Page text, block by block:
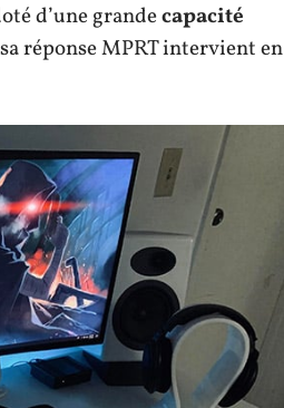
d’une grandecapacité
réponse MPRT intervient en